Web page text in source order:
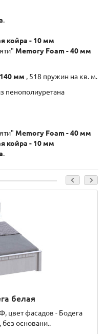
.
койра - 10 мм
Memory Foam - 40 мм
мм , 518 пружин на кв. м.
пенополиуретана
Memory Foam - 40 мм
койра - 10 мм
.
белая
фасадов - Бодега
основани..